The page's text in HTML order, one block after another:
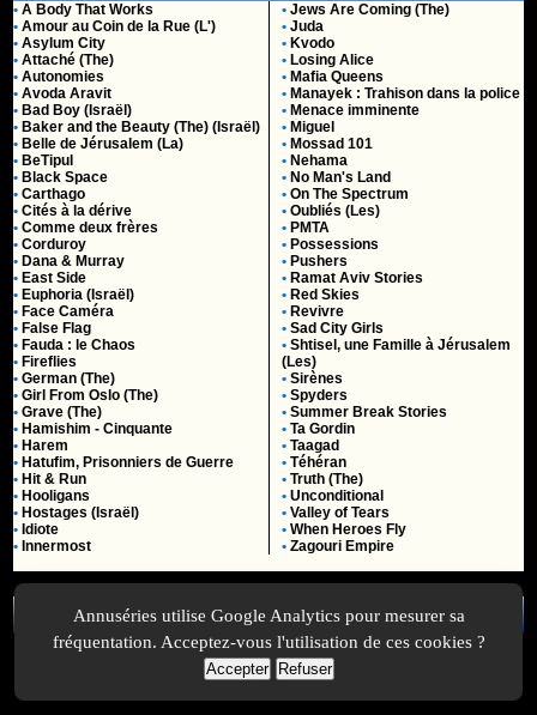
• A Body That Works
• Amour au Coin de la Rue (L')
• Asylum City
• Attaché (The)
• Autonomies
• Avoda Aravit
• Bad Boy (Israël)
• Baker and the Beauty (The) (Israël)
• Belle de Jérusalem (La)
• BeTipul
• Black Space
• Carthago
• Cités à la dérive
• Comme deux frères
• Corduroy
• Dana & Murray
• East Side
• Euphoria (Israël)
• Face Caméra
• False Flag
• Fauda : le Chaos
• Fireflies
• German (The)
• Girl From Oslo (The)
• Grave (The)
• Hamishim - Cinquante
• Harem
• Hatufim, Prisonniers de Guerre
• Hit & Run
• Hooligans
• Hostages (Israël)
• Idiote
• Innermost
• Jews Are Coming (The)
• Juda
• Kvodo
• Losing Alice
• Mafia Queens
• Manayek : Trahison dans la police
• Menace imminente
• Miguel
• Mossad 101
• Nehama
• No Man's Land
• On The Spectrum
• Oubliés (Les)
• PMTA
• Possessions
• Pushers
• Ramat Aviv Stories
• Red Skies
• Revivre
• Sad City Girls
• Shtisel, une Famille à Jérusalem
(Les)
• Sirènes
• Spyders
• Summer Break Stories
• Ta Gordin
• Taagad
• Téhéran
• Truth (The)
• Unconditional
• Valley of Tears
• When Heroes Fly
• Zagouri Empire
A Propos-Plan-Contactez-nous-A-Suivre.org-Mentions légales -
Annuséries utilise Google Analytics pour mesurer sa
fréquentation. Acceptez-vous l'utilisation de ces cookies ?
Accepter Refuser